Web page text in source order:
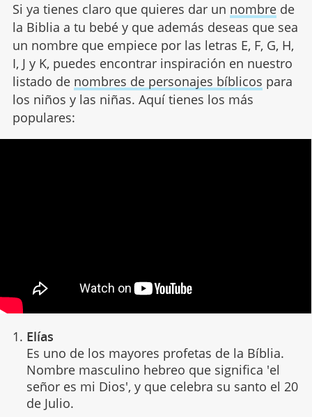
Si ya tienes claro que quieres dar un nombrede
la Biblia a tu bebé y que además deseas que sea
un nombre que empiece por las letras E, F, G, H,
I, J y K, puedes encontrar inspiración en nuestro
listado de nombres de personajes bíblicos para
los niños y las niñas. Aquí tienes los más
populares:
Elías
Es uno de los mayores profetas de la Bíblia.
Nombre masculino hebreo que significa 'el
señor es mi Dios', y que celebra su santo el 20
de Julio.